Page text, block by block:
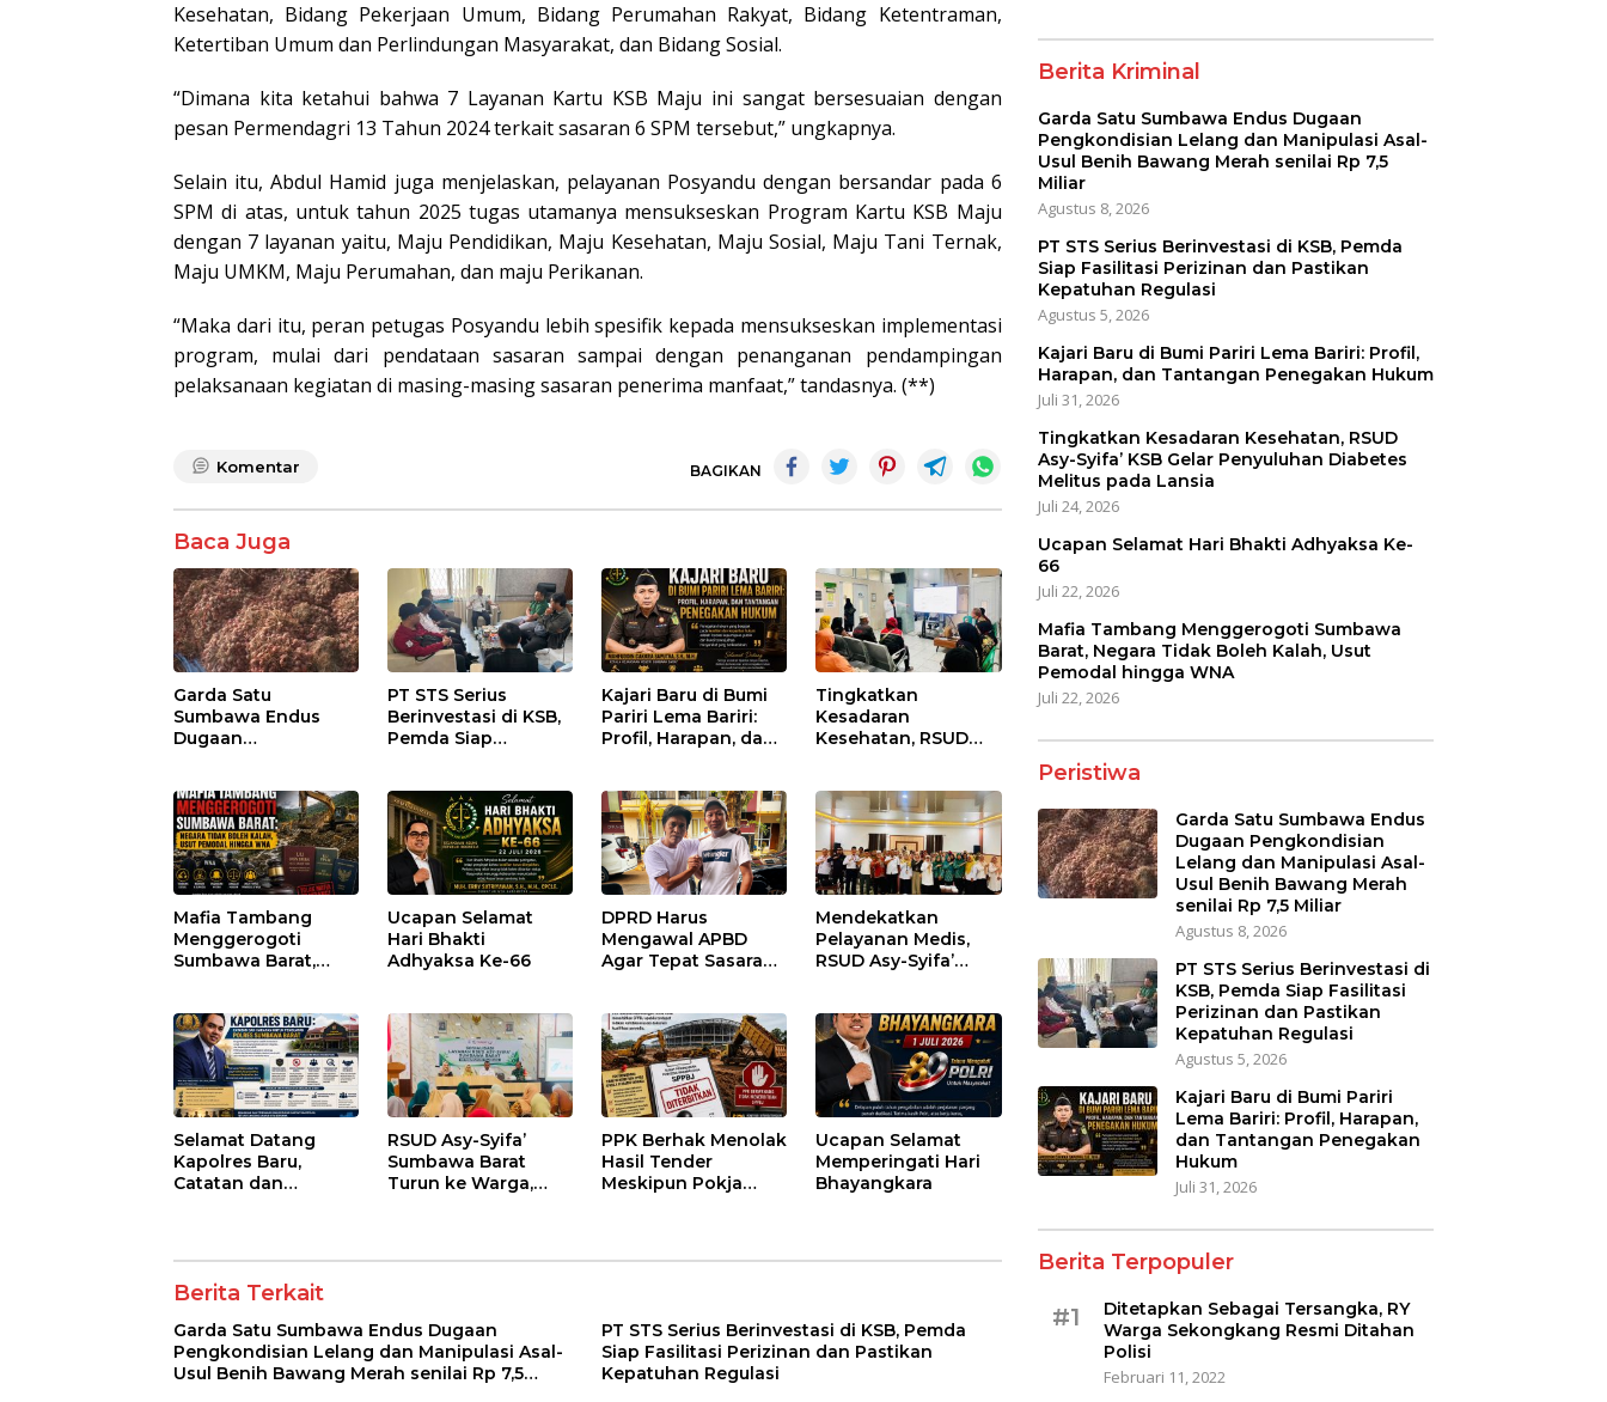
Kesehatan, Bidang Pekerjaan Umum, Bidang Perumahan Rakyat, Bidang Ketentraman,
Ketertiban Umum dan Perlindungan Masyarakat, dan Bidang Sosial.
“Dimana kita ketahui bahwa 7 Layanan Kartu KSB Maju ini sangat bersesuaian dengan
pesan Permendagri 13 Tahun 2024 terkait sasaran 6 SPM tersebut,” ungkapnya.
Selain itu, Abdul Hamid juga menjelaskan, pelayanan Posyandu dengan bersandar pada 6
SPM di atas, untuk tahun 2025 tugas utamanya mensukseskan Program Kartu KSB Maju
dengan 7 layanan yaitu, Maju Pendidikan, Maju Kesehatan, Maju Sosial, Maju Tani Ternak,
Maju UMKM, Maju Perumahan, dan maju Perikanan.
“Maka dari itu, peran petugas Posyandu lebih spesifik kepada mensukseskan implementasi
program, mulai dari pendataan sasaran sampai dengan penanganan pendampingan
pelaksanaan kegiatan di masing-masing sasaran penerima manfaat,” tandasnya. (**)
Komentar BAGIKAN
Baca Juga
Garda Satu
Sumbawa Endus
Dugaan
Manipulasi Asal-Usul
Benih Bawang
Merah senilai Rp 7,5
Miliar
PT STS Serius
Berinvestasi di KSB,
Pemda Siap
Kepatuhan Regulasi
Kajari Baru di Bumi
Pariri Lema Bariri:
Profil, Harapan, dan
Tingkatkan
Kesadaran
Kesehatan, RSUD
Diabetes Melitus
pada Lansia
Mafia Tambang
Menggerogoti
Sumbawa Barat,
hingga WNA
Ucapan Selamat
Hari Bhakti
Adhyaksa Ke-66
DPRD Harus
Mengawal APBD
Agar Tepat Sasaran
Kelompok Tertentu
Mendekatkan
Pelayanan Medis,
RSUD Asy-Syifa’
Edukasi Kesehatan
di Taliwang
Selamat Datang
Kapolres Baru,
Catatan dan
RSUD Asy-Syifa’
Sumbawa Barat
Turun ke Warga,
PPK Berhak Menolak
Hasil Tender
Meskipun Pokja
Ucapan Selamat
Memperingati Hari
Bhayangkara
Berita Terkait
Garda Satu Sumbawa Endus Dugaan
Pengkondisian Lelang dan Manipulasi Asal-
Usul Benih Bawang Merah senilai Rp 7,5
PT STS Serius Berinvestasi di KSB, Pemda
Siap Fasilitasi Perizinan dan Pastikan
Kepatuhan Regulasi
Berita Kriminal
Garda Satu Sumbawa Endus Dugaan
Pengkondisian Lelang dan Manipulasi Asal-
Usul Benih Bawang Merah senilai Rp 7,5
Miliar
Agustus 8, 2026
PT STS Serius Berinvestasi di KSB, Pemda
Siap Fasilitasi Perizinan dan Pastikan
Kepatuhan Regulasi
Agustus 5, 2026
Kajari Baru di Bumi Pariri Lema Bariri: Profil,
Harapan, dan Tantangan Penegakan Hukum
Juli 31, 2026
Tingkatkan Kesadaran Kesehatan, RSUD
Asy-Syifa’ KSB Gelar Penyuluhan Diabetes
Melitus pada Lansia
Juli 24, 2026
Ucapan Selamat Hari Bhakti Adhyaksa Ke-
66
Juli 22, 2026
Mafia Tambang Menggerogoti Sumbawa
Barat, Negara Tidak Boleh Kalah, Usut
Pemodal hingga WNA
Juli 22, 2026
Peristiwa
Garda Satu Sumbawa Endus
Dugaan Pengkondisian
Lelang dan Manipulasi Asal-
Usul Benih Bawang Merah
senilai Rp 7,5 Miliar
Agustus 8, 2026
PT STS Serius Berinvestasi di
KSB, Pemda Siap Fasilitasi
Perizinan dan Pastikan
Kepatuhan Regulasi
Agustus 5, 2026
Kajari Baru di Bumi Pariri
Lema Bariri: Profil, Harapan,
dan Tantangan Penegakan
Hukum
Juli 31, 2026
Berita Terpopuler
#1
Ditetapkan Sebagai Tersangka, RY
Warga Sekongkang Resmi Ditahan
Polisi
Februari 11, 2022